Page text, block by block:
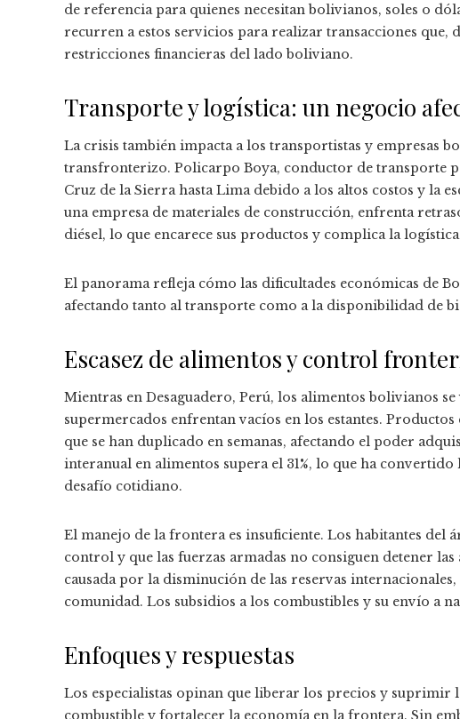
de referencia para quienes necesitan bolivianos, soles o
recurren a estos servicios para realizar transacciones que,
restricciones financieras del lado boliviano.
Transporte y logística: un negocio
La crisis también impacta a los transportistas y empresas
transfronterizo. Policarpo Boya, conductor de transporte
Cruz de la Sierra hasta Lima debido a los altos costos y la
una empresa de materiales de construcción, enfrenta
diésel, lo que encarece sus productos y complica la
El panorama refleja cómo las dificultades económicas de
afectando tanto al transporte como a la disponibilidad de
Escasez de alimentos y control
Mientras en Desaguadero, Perú, los alimentos bolivianos
supermercados enfrentan vacíos en los estantes.
que se han duplicado en semanas, afectando el poder
interanual en alimentos supera el 31%, lo que ha
desafío cotidiano.
El manejo de la frontera es insuficiente. Los habitantes del
control y que las fuerzas armadas no consiguen detener
causada por la disminución de las reservas internacionales,
comunidad. Los subsidios a los combustibles y su envío a
Enfoques y respuestas
Los especialistas opinan que liberar los precios y
combustible y fortalecer la economía en la frontera. Sin